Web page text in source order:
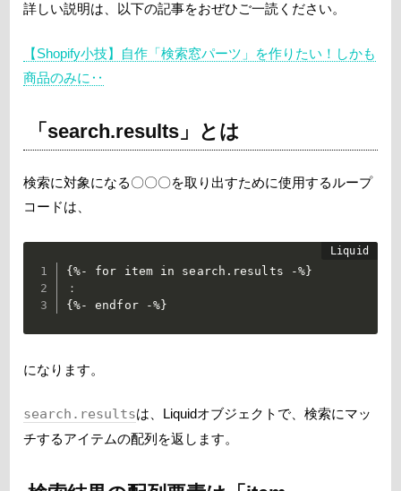
詳しい説明は、以下の記事をおぜひご一読ください。
【Shopify小技】自作「検索窓パーツ」を作りたい！しかも
商品のみに‥
「search.results」とは
検索に対象になる〇〇〇を取り出すために使用するループ
コードは、
{%- for item in search.results -%}
：
{%- endfor -%}
になります。
search.resultsは、Liquidオブジェクトで、検索にマッ
チするアイテムの配列を返します。